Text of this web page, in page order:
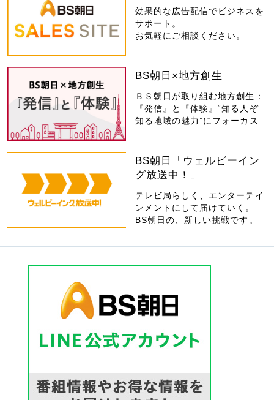
効果的な広告配信でビジネスを
サポート。
お気軽にご相談ください。
BS朝日×地方創生
ＢＳ朝日が取り組む地方創生：
『発信』と『体験』“知る人ぞ
知る地域の魅力”にフォーカス
BS朝日「ウェルビーイン
グ放送中！」
テレビ局らしく、エンターテイ
ンメントにして届けていく。
BS朝日の、新しい挑戦です。